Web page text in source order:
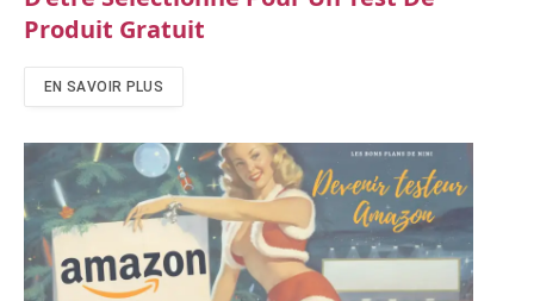
Produit Gratuit
EN SAVOIR PLUS